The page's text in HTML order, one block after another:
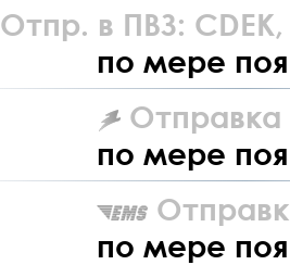
Отпр. в ПВЗ: CDEK,
по мере
Отправка
по мере
по мере